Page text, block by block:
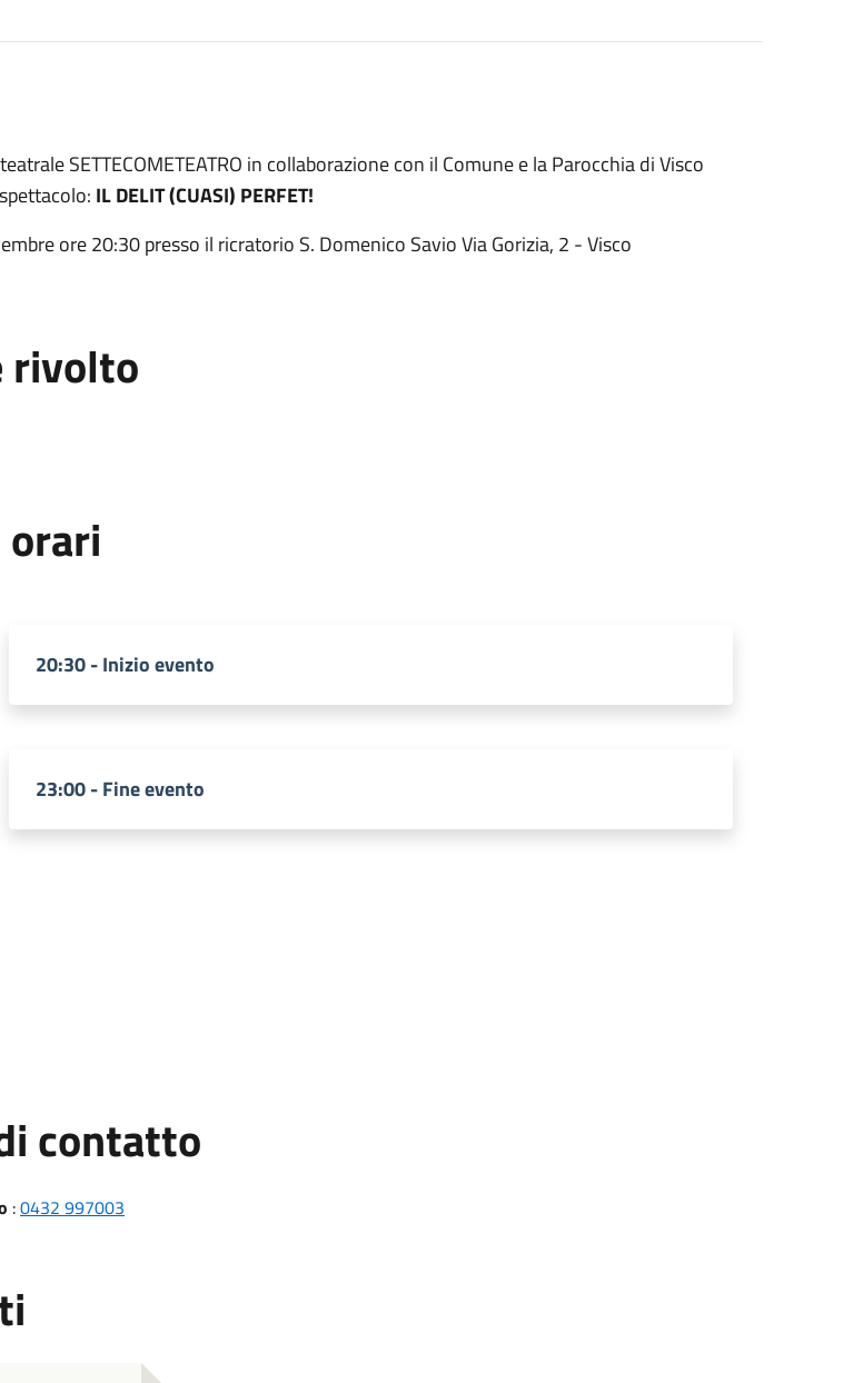
SETTECOMETEATRO in collaborazione con il Comune e la Parocchia di Visco
IL DELIT (CUASI) PERFET!
ore 20:30 presso il ricratorio S. Domenico Savio Via Gorizia, 2 - Visco
rivolto
orari
20:30 - Inizio evento
23:00 - Fine evento
contatto
:0432 997003